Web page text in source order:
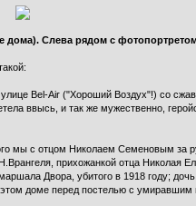
Слева рядом с
Bel-Air ("Хороший Воздух"!) со
ввысь, и так же мужественно,
мы с отцом Николаем Семеновым
прихожанкой отца Николая
Двора, убитого в 1918 году;
этом доме перед постелью с